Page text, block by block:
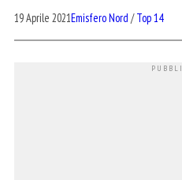
19 Aprile 2021Emisfero Nord /Top 14